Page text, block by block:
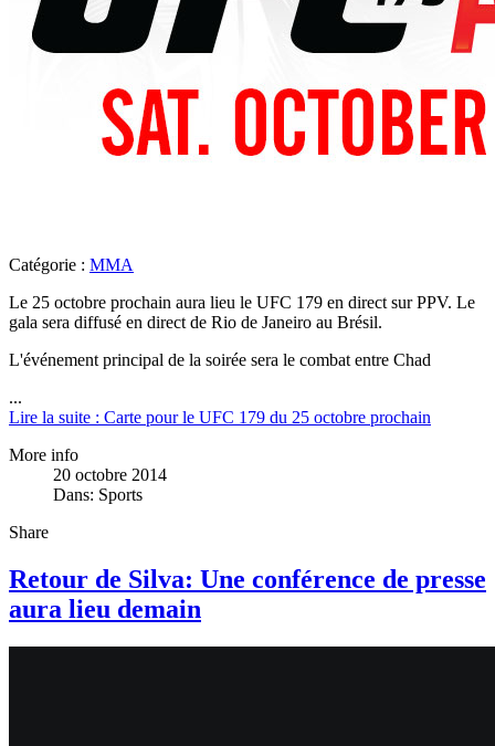
Catégorie : MMA
Le 25 octobre prochain aura lieu le UFC 179 en direct sur PPV. Le
gala sera diffusé en direct de Rio de Janeiro au Brésil.
L'événement principal de la soirée sera le combat entre Chad
...
Lire la suite : Carte pour le UFC 179 du 25 octobre prochain
More info
20 octobre 2014
Dans: Sports
Share
Retour de Silva: Une conférence de presse
aura lieu demain